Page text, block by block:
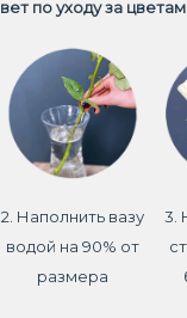
по уходу за
2. Наполнить вазу
водой на 90% от
размера
3.